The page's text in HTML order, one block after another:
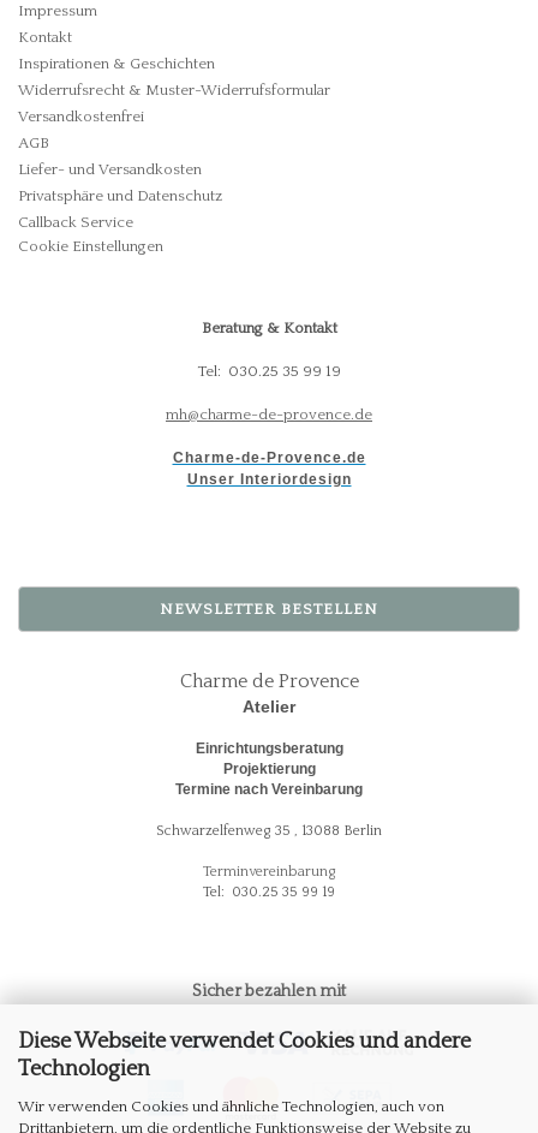
Diese Webseite verwendet Cookies und andere
Technologien
Wir verwenden Cookies und ähnliche Technologien, auch von
Drittanbietern, um die ordentliche Funktionsweise der Website zu
Impressum
Kontakt
Inspirationen & Geschichten
Widerrufsrecht & Muster-Widerrufsformular
Versandkostenfrei
AGB
Liefer- und Versandkosten
Privatsphäre und Datenschutz
Callback Service
Cookie Einstellungen
Beratung & Kontakt
Tel: 030.25 35 99 19
mh@charme-de-provence.de
Charme-de-Provence.de
Unser Interiordesign
NEWSLETTER BESTELLEN
Charme de Provence
Atelier
Einrichtungsberatung
Projektierung
Termine nach Vereinbarung
Schwarzelfenweg 35 , 13088 Berlin
Terminvereinbarung
Tel: 030.25 35 99 19
Sicher bezahlen mit